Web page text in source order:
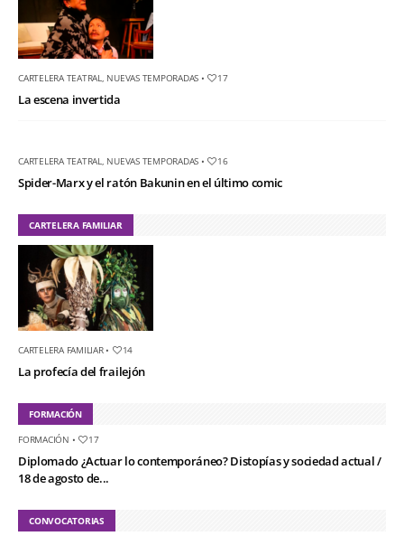
CARTELERA TEATRAL NUEVAS TEMPORADAS • 17
La escena invertida
CARTELERA TEATRAL NUEVAS TEMPORADAS • 16
Spider-Marx y el ratón Bakunin en el último comic
CARTELERA FAMILIAR
CARTELERA FAMILIAR• 14
La profecía del frailejón
FORMACIÓN
FORMACIÓN • 17
Diplomado ¿Actuar lo contemporáneo? Distopías y sociedad actual /
18 de agosto de...
CONVOCATORIAS